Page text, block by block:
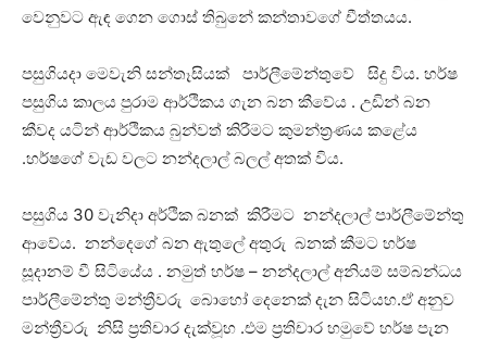
වෙනුවට ඇඳ ගෙන ගොස් තිබුනේ කන්තාවගේ චීත්තයය.
පසුගියදා මෙවැනි සන්තෑසියක් පාර්ලීමේන්තුවේ සිදු විය. හර්ෂ
පසුගිය කාලය පුරාම ආර්ථිකය ගැන බන කීවේය . උඩින් බන
කීවද යටින් ආර්ථිකය බුන්වත් කිරීමට කුමන්ත්‍රණය කළේය
.හර්ෂගේ වැඩ වලට නන්දලාල් බලල් අතක් විය.
පසුගිය 30 වැනිදා අර්ථික බනක් කිරීමට නන්දලාල් පාර්ලීමේන්තු
ආවේය. නන්දෙගේ බන ඇතුලේ අතුරු බනක් කීමට හර්ෂ
සූදානම් වී සිටියේය . නමුත් හර්ෂ – නන්දලාල් අනියම් සම්බන්ධය
පාර්ලීමේන්තු මන්ත්‍රීවරු බොහෝ දෙනෙක් දැන සිටියහ.ඒ අනුව
මන්ත්‍රීවරු නිසි ප්‍රතිචාර දැක්වූහ .එම ප්‍රතිචාර හමුවේ හර්ෂ පැන